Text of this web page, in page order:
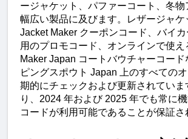
ージャケット、パファーコート、冬
幅広い製品に及びます。レザージャケ
Jacket Maker クーポンコード、バイカ
用のプロモコード、オンラインで使え
Maker Japan コートバウチャーコード
ピングスポウト Japan 上のすべての
期的にチェックおよび更新されていま
り、2024 年および 2025 年でも常に
コードが利用可能であることが保証さ